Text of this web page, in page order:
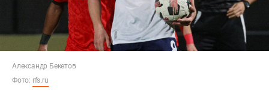
Александр Бекетов
Фото: rfs.ru